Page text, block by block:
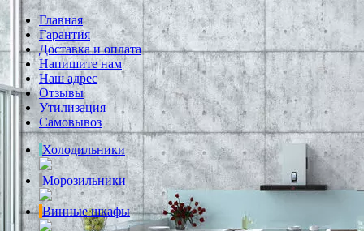
Главная
Гарантия
Доставка и оплата
Напишите нам
Наш адрес
Отзывы
Утилизация
Самовывоз
Холодильники
Морозильники
Винные шкафы